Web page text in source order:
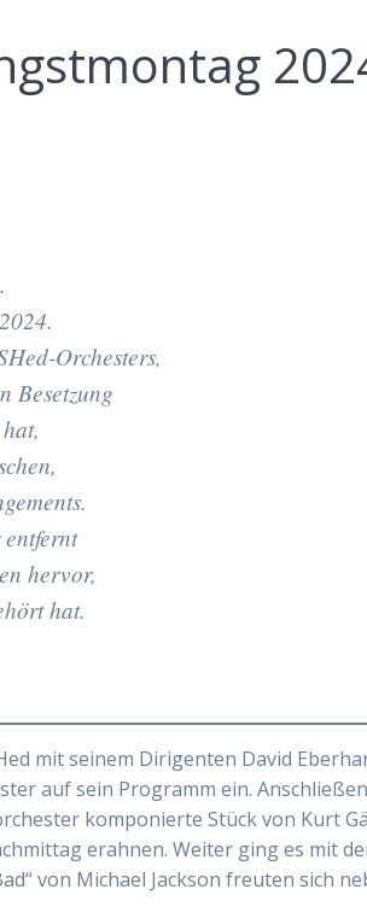
Orchesters,
Besetzung
hervor,
hat.
mit seinem Dirigenten David
auf sein Programm ein.
komponierte Stück von Kurt
erahnen. Weiter ging es mit
von Michael Jackson freuten sich